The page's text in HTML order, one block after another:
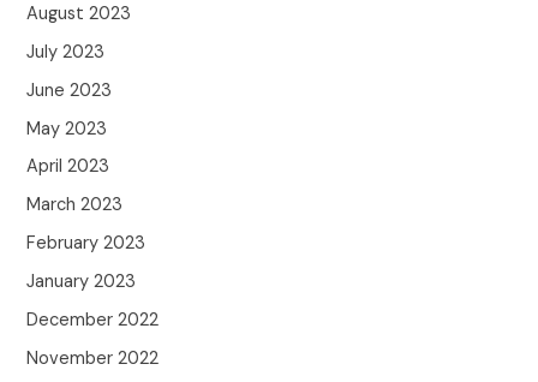
August 2023
July 2023
June 2023
May 2023
April 2023
March 2023
February 2023
January 2023
December 2022
November 2022